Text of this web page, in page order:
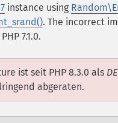
instance using
. The incorrect
7.1.0.
ist seit PHP 8.3.0 als
abgeraten.